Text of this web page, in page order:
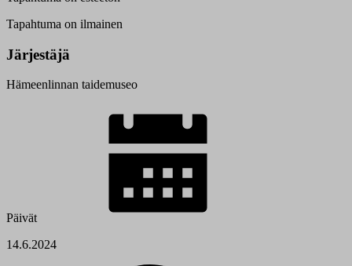
Tapahtuma on ilmainen
Järjestäjä
Hämeenlinnan taidemuseo
Päivät
14.6.2024